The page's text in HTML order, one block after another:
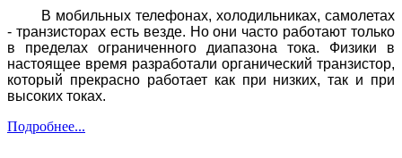
В мобильных телефонах, холодильниках, самолетах
- транзисторах есть везде. Но они часто работают только
в пределах ограниченного диапазона тока. Физики в
настоящее время разработали органический транзистор,
который прекрасно работает как при низких, так и при
высоких токах.
Подробнее...